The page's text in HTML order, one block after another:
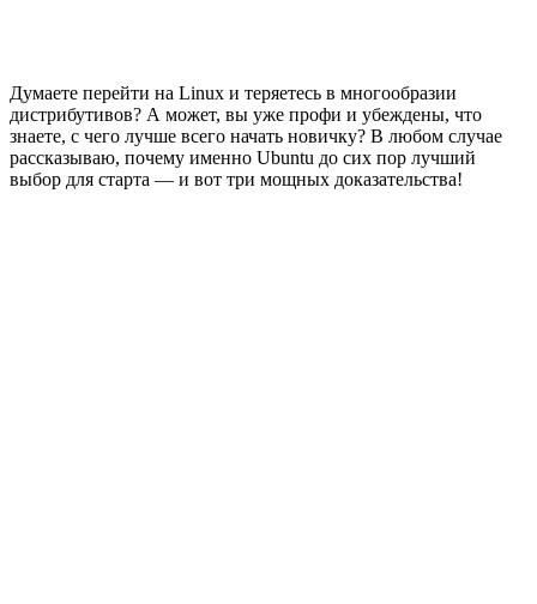
Думаете перейти на Linux и теряетесь в многообразии
дистрибутивов? А может, вы уже профи и убеждены, что
знаете, с чего лучше всего начать новичку? В любом случае
рассказываю, почему именно Ubuntu до сих пор лучший
выбор для старта — и вот три мощных доказательства!